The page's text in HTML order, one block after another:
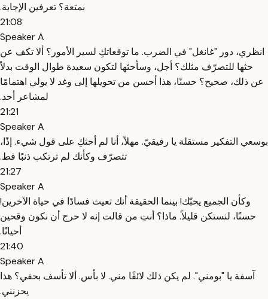
بمتعة؟ ‫تعرفين الإجابة.
21:08
Speaker A
‫انظري، دور "غانغل" في الضرب. ‫ما توقعاتكِ لسير الأمور؟ ‫ألا تكف عن
حثها للتصرّف مثلك؟ ‫أجل، وسأحثها لتكون سعيدة طوال الوقت ‫بدلاً
عن ذلك، صحيح؟ ‫حسنًا، هذا أحسن من تحويلها إلى ‫وغد لا يولي اهتمامًا
لمشاعر أحد.
21:21
Speaker A
‫بوسعي التفكير مستقلة يا رفيقيّ. ‫مهلاً، أنا لم أحثكِ على قول شيء. ‫إذًا،
تتصرّف وكأنك لم ترتكب ذنبًا قط.
21:27
Speaker A
‫وكأن الجميع يحبّك! ‫بينما الحقيقة أنك تعيث فسادًا ‫في حياة الآخرين!
‫حسنًا، لنستكن قليلاً. ‫ماذا؟ ‫أنتِ من قالت إنه لا حرج أن نكون ‫وقحين
أحيانًا.
21:40
Speaker A
‫آسفة يا "بومني". ‫لم يكن ذلك لائقًا مني. ‫لا بأس. ‫ألا تأسف بحقي؟ ‫هذا
يحزنني.